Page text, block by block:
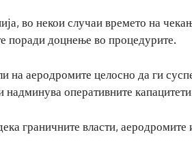
во некои случаи времето на
поради доцнење во процедурите.
аеродромите целосно да ги
надминува оперативните
граничните власти,